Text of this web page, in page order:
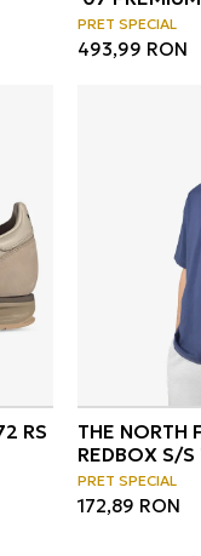
PRET SPECIAL
493,99 RON
RS
THE NORTH
REDBOX S/S
PRET SPECIAL
172,89 RON